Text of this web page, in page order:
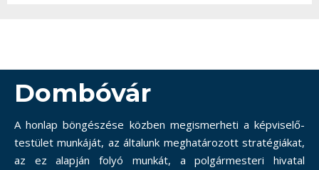
Dombóvár
A honlap böngészése közben megismerheti a képviselő-
testület munkáját, az általunk meghatározott stratégiákat,
az ez alapján folyó munkát, a polgármesteri hivatal